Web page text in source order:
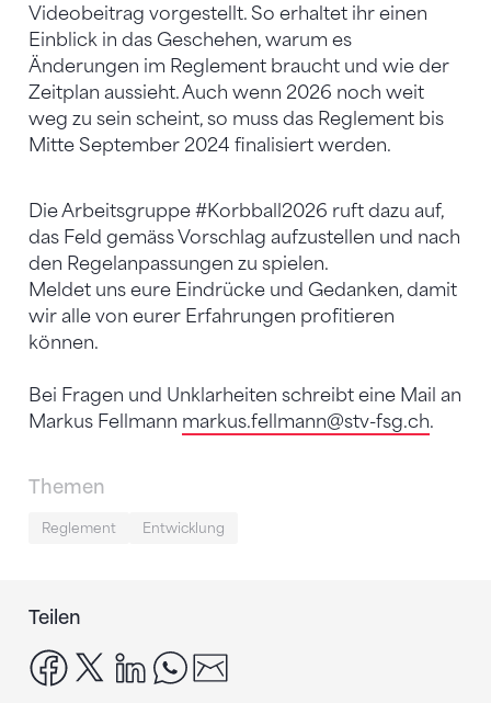
Videobeitrag vorgestellt. So erhaltet ihr einen
Einblick in das Geschehen, warum es
Änderungen im Reglement braucht und wie der
Zeitplan aussieht. Auch wenn 2026 noch weit
weg zu sein scheint, so muss das Reglement bis
Mitte September 2024 finalisiert werden.
Die Arbeitsgruppe #Korbball2026 ruft dazu auf,
das Feld gemäss Vorschlag aufzustellen und nach
den Regelanpassungen zu spielen.
Meldet uns eure Eindrücke und Gedanken, damit
wir alle von eurer Erfahrungen profitieren
können.
Bei Fragen und Unklarheiten schreibt eine Mail an
Markus Fellmann markus.fellmann@stv-fsg.ch.
Themen
Reglement Entwicklung
Teilen
facebook
x linkedinwhatsapp